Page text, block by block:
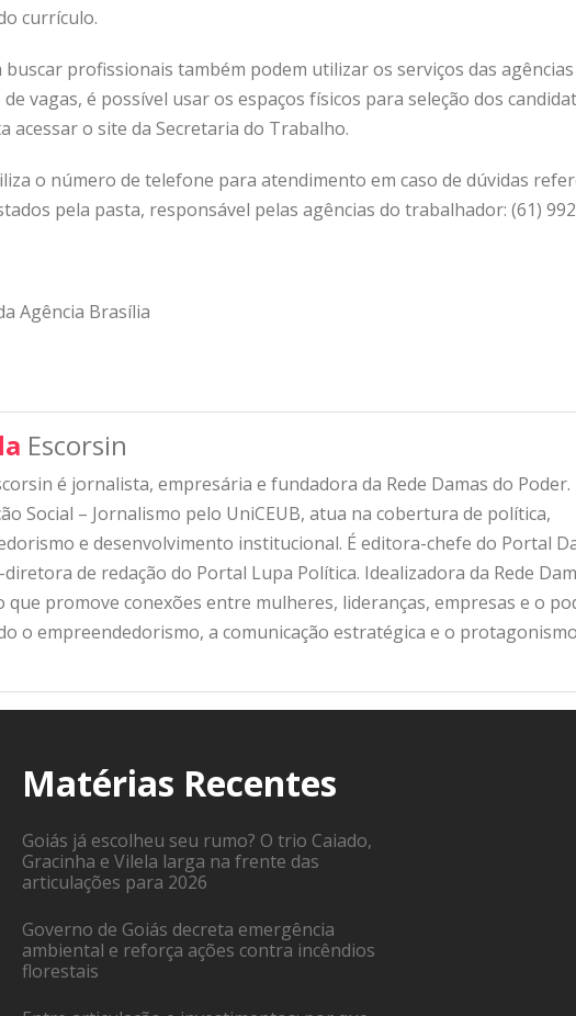
currículo.
profissionais também podem utilizar os serviços das
vagas, é possível usar os espaços físicos para seleção dos
acessar o site da Secretaria do Trabalho.
o número de telefone para atendimento em caso de dúvidas
pela pasta, responsável pelas agências do trabalhador: (61)
Agência Brasília
Escorsin
é jornalista, empresária e fundadora da Rede Damas do Poder.
Social – Jornalismo pelo UniCEUB, atua na cobertura de política,
e desenvolvimento institucional. É editora-chefe do Portal
diretora de redação do Portal Lupa Política. Idealizadora da Rede
que promove conexões entre mulheres, lideranças, empresas e o
o empreendedorismo, a comunicação estratégica e o
Matérias Recentes
Goiás já escolheu seu rumo? O trio Caiado,
Gracinha e Vilela larga na frente das
articulações para 2026
Governo de Goiás decreta emergência
ambiental e reforça ações contra incêndios
florestais